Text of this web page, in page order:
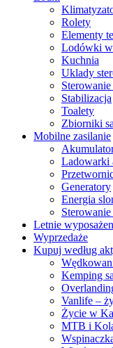
Rolety
Elementy
Lodówki
Kuchnia
Uklady
Stabilizacja
Toalety
Zbiorniki
Mobilne zasilanie
Ladowarki
Generatory
Energia
Letnie
Wyprzedaże
Kupuj według
Kemping
Vanlife –
Życie w
MTB i